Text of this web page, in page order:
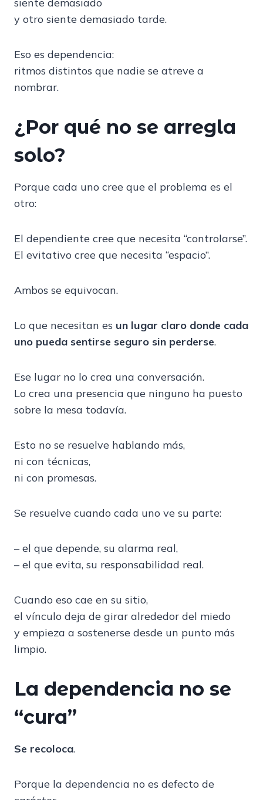
siente demasiado
y otro siente demasiado tarde.
Eso es dependencia:
ritmos distintos que nadie se atreve a
nombrar.
¿Por qué no se arregla
solo?
Porque cada uno cree que el problema es el
otro:
El dependiente cree que necesita “controlarse”.
El evitativo cree que necesita “espacio”.
Ambos se equivocan.
Lo que necesitan es un lugar claro donde cada
uno pueda sentirse seguro sin perderse.
Ese lugar no lo crea una conversación.
Lo crea una presencia que ninguno ha puesto
sobre la mesa todavía.
Esto no se resuelve hablando más,
ni con técnicas,
ni con promesas.
Se resuelve cuando cada uno ve su parte:
– el que depende, su alarma real,
– el que evita, su responsabilidad real.
Cuando eso cae en su sitio,
el vínculo deja de girar alrededor del miedo
y empieza a sostenerse desde un punto más
limpio.
La dependencia no se
“cura”
Se recoloca.
Porque la dependencia no es defecto de